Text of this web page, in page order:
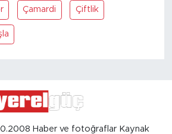
Çamardi Çiftlik
Haber ve fotoğraflar Kaynak